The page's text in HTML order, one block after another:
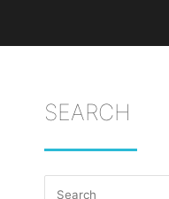
SEARCH
Search